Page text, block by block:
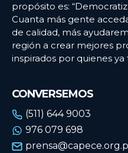
CHILE
COLOMBIA
ECUADOR
URUGUAY
VENEZUELA
CHILE
COLOMBIA
ECUADOR
URUGUAY
VENEZUELA
propósito es:
Cuanta más gente
de calidad, más
región a crear mejores
inspirados por quienes
CONVERSEMOS
(511) 644 9003
976 079 698